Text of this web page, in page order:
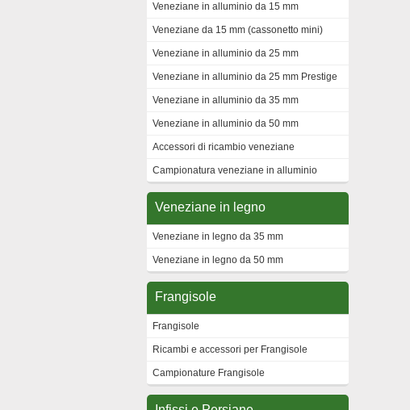
Veneziane in alluminio da 15 mm
Veneziane da 15 mm (cassonetto mini)
Veneziane in alluminio da 25 mm
Veneziane in alluminio da 25 mm Prestige
Veneziane in alluminio da 35 mm
Veneziane in alluminio da 50 mm
Accessori di ricambio veneziane
Campionatura veneziane in alluminio
Veneziane in legno
Veneziane in legno da 35 mm
Veneziane in legno da 50 mm
Frangisole
Frangisole
Ricambi e accessori per Frangisole
Campionature Frangisole